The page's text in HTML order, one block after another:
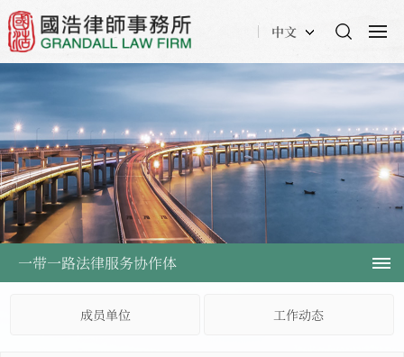
中文
一带一路法律服务协作体
成员单位 工作动态